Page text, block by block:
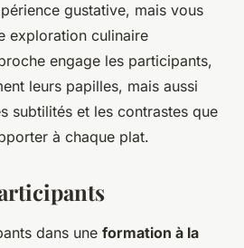
gustative, mais vous
exploration culinaire
engage les participants,
leurs papilles, mais aussi
subtilités et les contrastes que
à chaque plat.
dans une formation à la